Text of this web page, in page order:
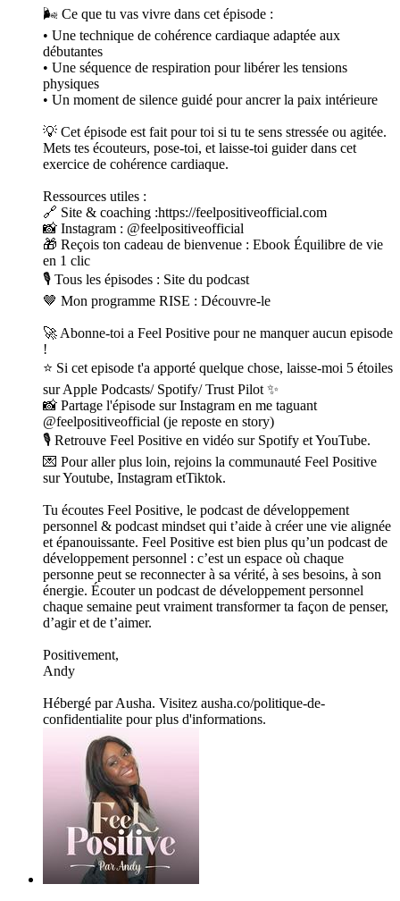
🌬️ Ce que tu vas vivre dans cet épisode :
• Une technique de cohérence cardiaque adaptée aux
débutantes
• Une séquence de respiration pour libérer les tensions
physiques
• Un moment de silence guidé pour ancrer la paix intérieure
💡 Cet épisode est fait pour toi si tu te sens stressée ou agitée.
Mets tes écouteurs, pose-toi, et laisse-toi guider dans cet
exercice de cohérence cardiaque.
Ressources utiles :
🔗 Site & coaching :https://feelpositiveofficial.com
📸 Instagram : @feelpositiveofficial
🎁 Reçois ton cadeau de bienvenue : Ebook Équilibre de vie
en 1 clic
🎙️ Tous les épisodes : Site du podcast
🤎 Mon programme RISE : Découvre-le
🚀 Abonne-toi a Feel Positive pour ne manquer aucun episode
!
⭐ Si cet episode t'a apporté quelque chose, laisse-moi 5 étoiles
sur Apple Podcasts/ Spotify/ Trust Pilot ✨
📸 Partage l'épisode sur Instagram en me taguant
@feelpositiveofficial (je reposte en story)
🎙️ Retrouve Feel Positive en vidéo sur Spotify et YouTube.
💌 Pour aller plus loin, rejoins la communauté Feel Positive
sur Youtube, Instagram etTiktok.
Tu écoutes Feel Positive, le podcast de développement
personnel & podcast mindset qui t’aide à créer une vie alignée
et épanouissante. Feel Positive est bien plus qu’un podcast de
développement personnel : c’est un espace où chaque
personne peut se reconnecter à sa vérité, à ses besoins, à son
énergie. Écouter un podcast de développement personnel
chaque semaine peut vraiment transformer ta façon de penser,
d’agir et de t’aimer.
Positivement,
Andy
Hébergé par Ausha. Visitez ausha.co/politique-de-
confidentialite pour plus d'informations.